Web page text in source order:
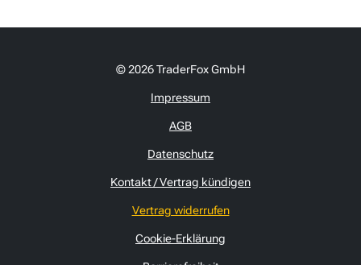
© 2026 TraderFox GmbH
Impressum
AGB
Datenschutz
Kontakt / Vertrag kündigen
Vertrag widerrufen
Cookie-Erklärung